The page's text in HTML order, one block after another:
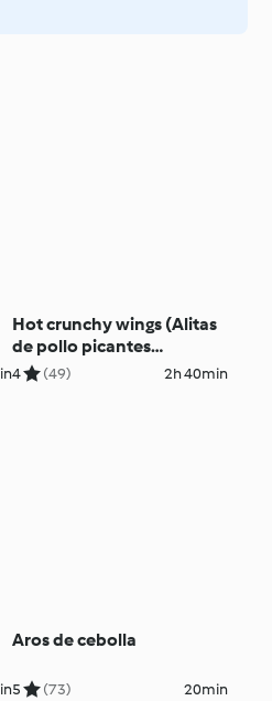
Hot crunchy wings (Alitas
de pollo picantes
crujientes)
4 (49) 2h 40min
Aros de cebolla
5 (73) 20min